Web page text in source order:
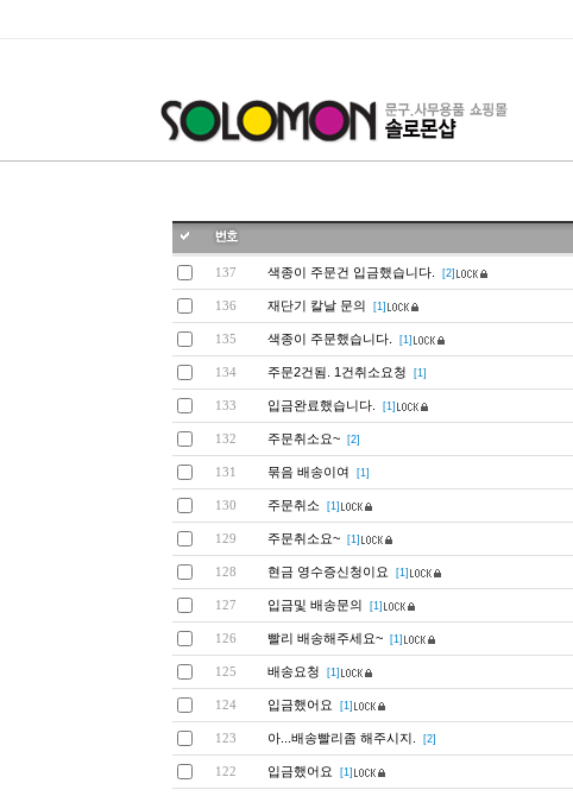
137 색종이 주문건 입금했습니다. [2]
136 재단기 칼날 문의 [1]
135 색종이 주문했습니다. [1]
134 주문2건됨. 1건취소요청 [1]
133 입금완료했습니다. [1]
132 주문취소요~ [2]
131 묶음 배송이여 [1]
130 주문취소 [1]
129 주문취소요~ [1]
128 현금 영수증신청이요 [1]
127 입금및 배송문의 [1]
126 빨리 배송해주세요~ [1]
125 배송요청 [1]
124 입금했어요 [1]
123 아...배송빨리좀 해주시지. [2]
122 입금했어요 [1]